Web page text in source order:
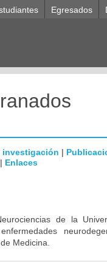
Egresados
investigación |
| Enlaces
de la
Medicina.